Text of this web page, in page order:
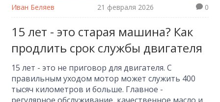
Иван Беляев 21 февраля 2026 0
15 лет - это старая машина? Как
продлить срок службы двигателя
15 лет - это не приговор для двигателя. С
правильным уходом мотор может служить 400
тысяч километров и больше. Главное -